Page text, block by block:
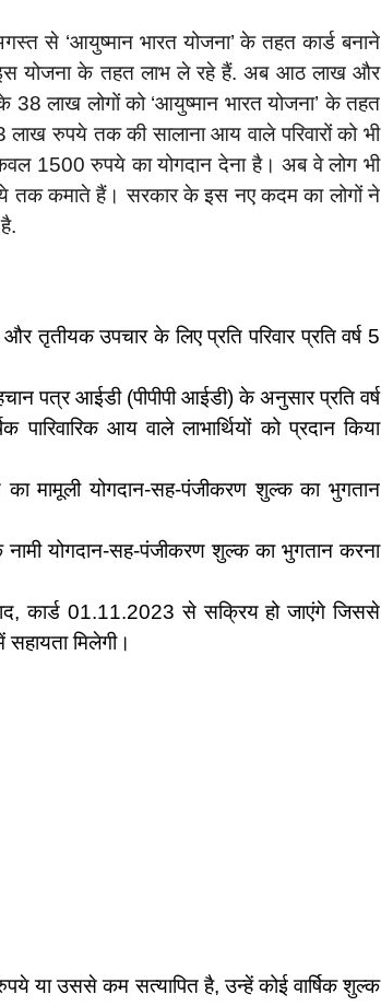
से ‘आयुष्मान भारत योजना’ के तहत कार्ड बनाने
इस योजना के तहत लाभ ले रहे हैं. अब आठ लाख और
लाख लोगों को ‘आयुष्मान भारत योजना’ के तहत
रुपये तक की सालाना आय वाले परिवारों को भी
केवल 1500 रुपये का योगदान देना है। अब वे लोग भी
तक कमाते हैं। सरकार के इस नए कदम का लोगों ने
तृतीयक उपचार के लिए प्रति परिवार प्रति वर्ष 5
पत्र आईडी (पीपीपी आईडी) के अनुसार प्रति वर्ष
आय वाले लाभार्थियों को प्रदान किया
का मामूली योगदान-सह-पंजीकरण शुल्क का भुगतान
योगदान-सह-पंजीकरण शुल्क का भुगतान करना
कार्ड 01.11.2023 से सक्रिय हो जाएंगे जिससे
सहायता मिलेगी।
या उससे कम सत्यापित है, उन्हें कोई वार्षिक शुल्क